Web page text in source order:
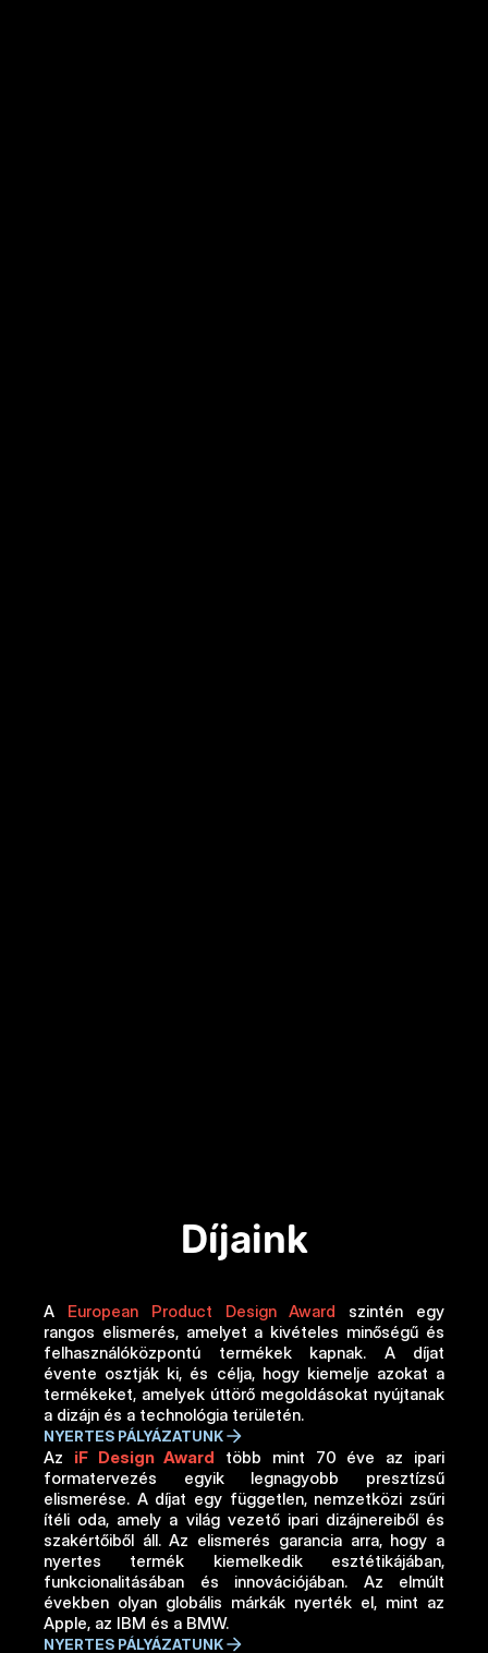
Díjaink
A European Product Design Award szintén egy
rangos elismerés, amelyet a kivételes minőségű és
felhasználóközpontú termékek kapnak. A díjat
évente osztják ki, és célja, hogy kiemelje azokat a
termékeket, amelyek úttörő megoldásokat nyújtanak
a dizájn és a technológia területén.
NYERTES PÁLYÁZATUNK
Az iF Design Award több mint 70 éve az ipari
formatervezés egyik legnagyobb presztízsű
elismerése. A díjat egy független, nemzetközi zsűri
ítéli oda, amely a világ vezető ipari dizájnereiből és
szakértőiből áll. Az elismerés garancia arra, hogy a
nyertes termék kiemelkedik esztétikájában,
funkcionalitásában és innovációjában. Az elmúlt
években olyan globális márkák nyerték el, mint az
Apple, az IBM és a BMW.
NYERTES PÁLYÁZATUNK